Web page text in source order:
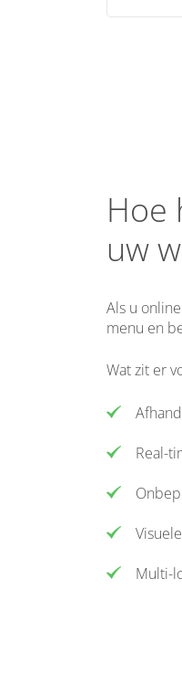
Hoe
uw
Als u
menu en
Wat zit er
Real-
Multi-